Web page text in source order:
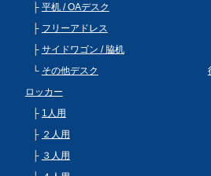
平机 / OAデスク
フリーアドレス
サイドワゴン / 脇机
その他デスク
ロッカー
1人用
２人用
３人用